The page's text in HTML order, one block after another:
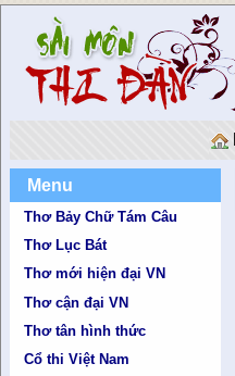
Menu
Thơ Bảy Chữ Tám Câu
Thơ Lục Bát
Thơ mới hiện đại VN
Thơ cận đại VN
Thơ tân hình thức
Cổ thi Việt Nam